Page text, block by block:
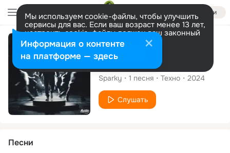
Войти
Мы используем cookie-файлы, чтобы улучшить
сервисы для вас. Если ваш возраст менее 13 лет,
настроить cookie-файлы должен ваш законный
представитель. Больше информации
Разрешить все Настроить
Сингл
Get On My Level
Sparky 1 песня Техно 2024
Слушать
Песни
Информация о контенте
на платформе — здесь